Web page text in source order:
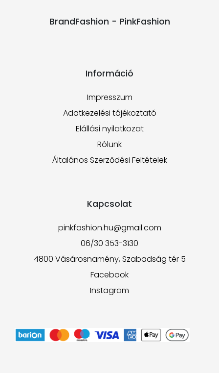
BrandFashion - PinkFashion
Információ
Impresszum
Adatkezelési tájékoztató
Elállási nyilatkozat
Rólunk
Általános Szerződési Feltételek
Kapcsolat
pinkfashion.hu@gmail.com
06/30 353-3130
4800 Vásárosnamény, Szabadság tér 5
Facebook
Instagram